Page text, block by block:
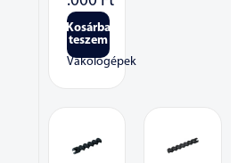
Kosárba
teszem
Vakológépek